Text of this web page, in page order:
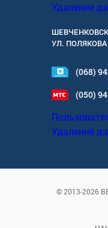
Удаление
УЛ. ПОЛЯКОВА
(068)
(050)
Удаление
© 2013-2026